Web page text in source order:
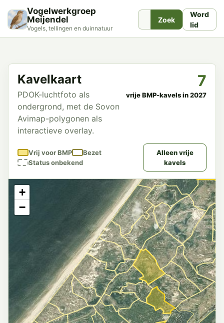
Vogelwerkgroep
Meijendel
Vogels, tellingen en duinnatuur
Zoek
Word
lid
Kavelkaart
PDOK-luchtfoto als
ondergrond, met de Sovon
Avimap-polygonen als
interactieve overlay.
7
vrije BMP-kavels in 2027
Vrij voor BMP
Bezet
Status onbekend
Alleen vrije
kavels
+
−